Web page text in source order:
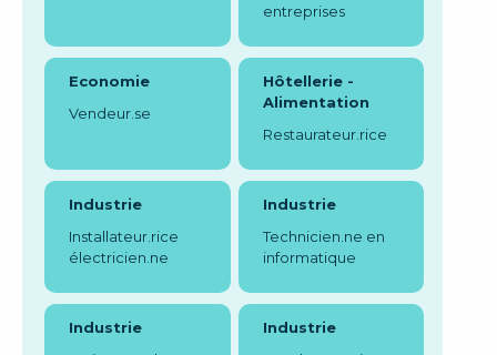
entreprises
Economie
Vendeur.se
Hôtellerie -
Alimentation
Restaurateur.rice
Industrie
Installateur.rice
électricien.ne
Industrie
Technicien.ne en
informatique
Industrie
Industrie